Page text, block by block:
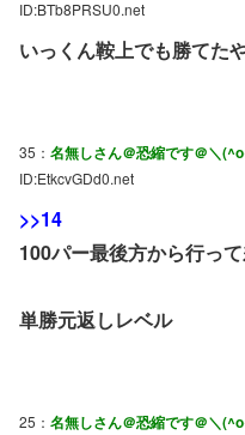
ID:BTb8PRSU0.net
いっくん鞍上でも勝てた
35： 名無しさん＠恐縮です＠＼
ID:EtkcvGDd0.net
>>14
100パー最後方から行っ
単勝元返しレベル
25： 名無しさん＠恐縮です＠＼